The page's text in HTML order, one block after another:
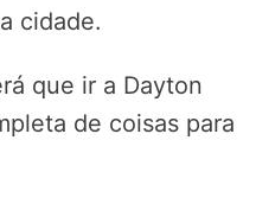
cidade.
que ir a Dayton
de coisas para